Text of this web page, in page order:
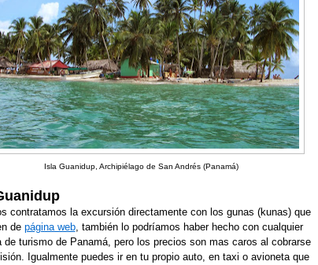
Isla Guanidup, Archipiélago de San Andrés (Panamá)
contratamos la excursión directamente con los gunas (kunas) que
de página web, también lo podríamos haber hecho con cualquier
de turismo de Panamá, pero los precios son mas caros al cobrarse
Igualmente puedes ir en tu propio auto, en taxi o avioneta que